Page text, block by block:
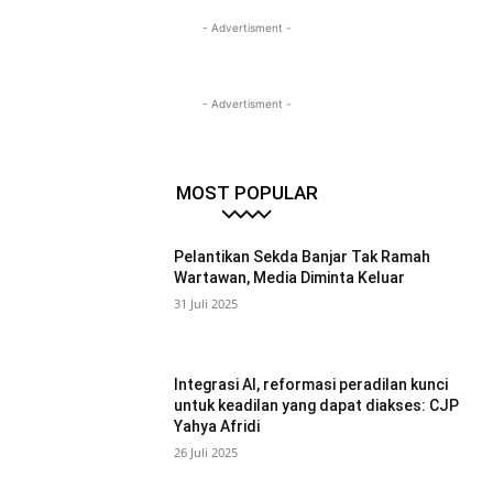
- Advertisment -
- Advertisment -
MOST POPULAR
Pelantikan Sekda Banjar Tak Ramah
Wartawan, Media Diminta Keluar
31 Juli 2025
Integrasi AI, reformasi peradilan kunci
untuk keadilan yang dapat diakses: CJP
Yahya Afridi
26 Juli 2025